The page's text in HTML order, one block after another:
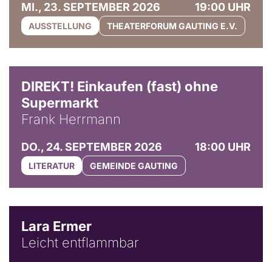
MI., 23. SEPTEMBER 2026 19:00 UHR
AUSSTELLUNG THEATERFORUM GAUTING E.V.
DIREKT! Einkaufen (fast) ohne
Supermarkt
Frank Herrmann
DO., 24. SEPTEMBER 2026 18:00 UHR
LITERATUR GEMEINDE GAUTING
Lara Ermer
Leicht entflammbar